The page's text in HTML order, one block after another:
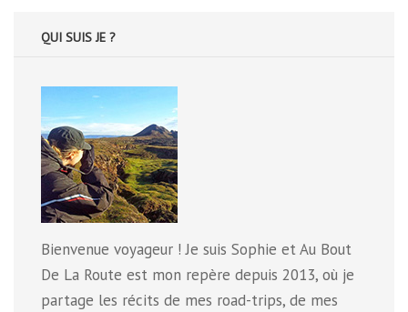
QUI SUIS JE ?
Bienvenue voyageur ! Je suis Sophie et Au Bout
De La Route est mon repère depuis 2013, où je
partage les récits de mes road-trips, de mes